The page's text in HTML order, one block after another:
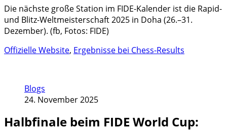
Die nächste große Station im FIDE-Kalender ist die Rapid-
und Blitz-Weltmeisterschaft 2025 in Doha (26.–31.
Dezember). (fb, Fotos: FIDE)
Offizielle Website, Ergebnisse bei Chess-Results
Blogs
24. November 2025
Halbfinale beim FIDE World Cup: